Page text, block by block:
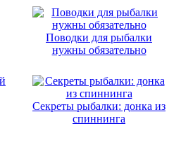
Поводки для рыбалки
нужны обязательно
Секреты рыбалки: донка из
спиннинга